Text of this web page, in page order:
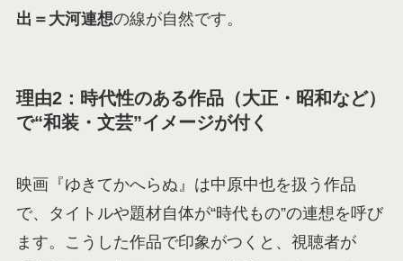
出＝大河連想の線が自然です。
理由2：時代性のある作品（大正・昭和など）
で“和装・文芸”イメージが付く
映画『ゆきてかへらぬ』は中原中也を扱う作品
で、タイトルや題材自体が“時代もの”の連想を呼び
ます。こうした作品で印象がつくと、視聴者が